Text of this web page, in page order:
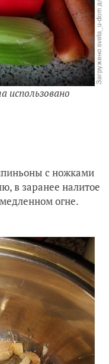
с ножками
в заранее налитое
огне.